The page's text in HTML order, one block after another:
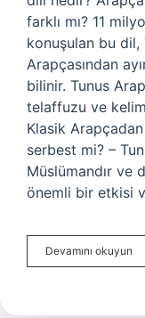
farklı mı? 11
konuşulan bu dil,
Arapçasından
bilinir. Tunus
telaffuzu ve
Klasik
serbest mi? –
Müslümandır ve
önemli bir etkisi
Devamını okuyun